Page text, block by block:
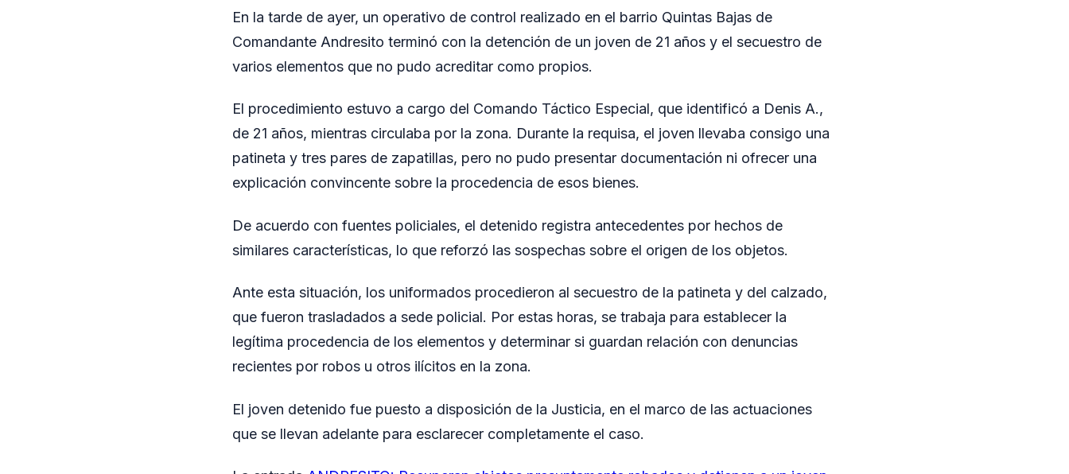
En la tarde de ayer, un operativo de control realizado en el barrio Quintas Bajas de
Comandante Andresito terminó con la detención de un joven de 21 años y el secuestro de
varios elementos que no pudo acreditar como propios.
El procedimiento estuvo a cargo del Comando Táctico Especial, que identificó a Denis A.,
de 21 años, mientras circulaba por la zona. Durante la requisa, el joven llevaba consigo una
patineta y tres pares de zapatillas, pero no pudo presentar documentación ni ofrecer una
explicación convincente sobre la procedencia de esos bienes.
De acuerdo con fuentes policiales, el detenido registra antecedentes por hechos de
similares características, lo que reforzó las sospechas sobre el origen de los objetos.
Ante esta situación, los uniformados procedieron al secuestro de la patineta y del calzado,
que fueron trasladados a sede policial. Por estas horas, se trabaja para establecer la
legítima procedencia de los elementos y determinar si guardan relación con denuncias
recientes por robos u otros ilícitos en la zona.
El joven detenido fue puesto a disposición de la Justicia, en el marco de las actuaciones
que se llevan adelante para esclarecer completamente el caso.